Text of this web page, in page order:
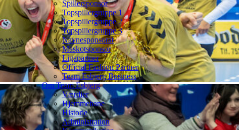
Spillersponsor
Topspillergruppe 1
Topspillergruppe 2
Topspillergruppe 3
Navnesponsorat
Maskotsponsor
Ligapartner
Official Fashion Partner
Team Esbjerg Business
Om Team Esbjerg
Værdier
Hjemmebane
Historie
Administration